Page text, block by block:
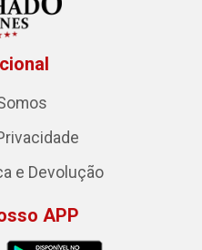
e Devolução
APP